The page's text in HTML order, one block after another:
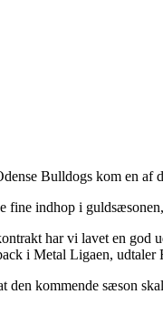
Bulldogs kom en af
fine indhop i
har vi lavet en god
i Metal Ligaen, udtaler
den kommende sæson